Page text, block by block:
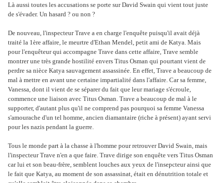
Là aussi toutes les accusations se porte sur David Swain qui vient tout juste
de s'évader. Un hasard ? ou non ?
De nouveau, l'inspecteur Trave a en charge l'enquête puisqu'il avait déjà
traité la 1ère affaire, le meurtre d'Ethan Mendel, petit ami de Katya. Mais
pour l'enquêteur qui accompagne Trave dans cette affaire, Trave semble
montrer une très grande hostilité envers Titus Osman qui pourtant vient de
perdre sa nièce Katya sauvagement assassinée. En effet, Trave a beaucoup de
mal à mettre en avant une certaine impartialité dans l'affaire. Car sa femme,
Vanessa, dont il vient de se séparer du fait que leur mariage s'écroule,
commence une liaison avec Titus Osman. Trave a beaucoup de mal à le
supporter, d'autant plus qu'il ne comprend pas pourquoi sa femme Vanessa
s'amourache d'un tel homme, ancien diamantaire (riche à présent) ayant servi
pour les nazis pendant la guerre.
Tous le monde part à la chasse à l'homme pour retrouver David Swain, mais
l'inspecteur Trave n'en a que faire. Trave dirige son enquête vers Titus Osman
car lui et son beau-frère, semblent louches aux yeux de l'insepcteur ainsi que
le fait que Katya, au moment de son assassinat, était en dénutrition totale et